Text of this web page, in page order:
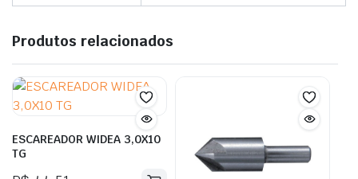
Produtos relacionados
ESCAREADOR WIDEA 3,0X10
TG